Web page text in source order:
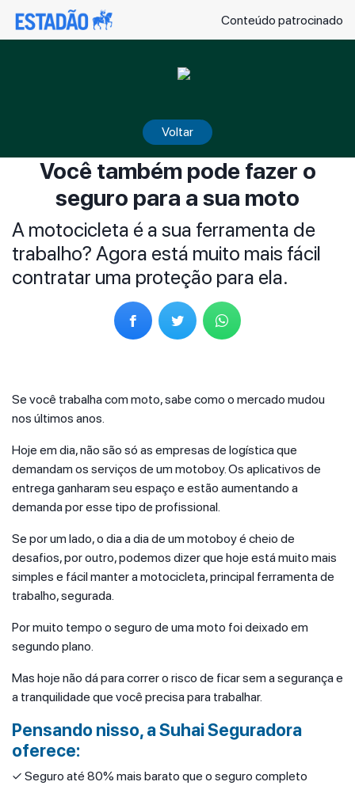
Conteúdo patrocinado
Voltar
Você também pode fazer o
seguro para a sua moto
A motocicleta é a sua ferramenta de
trabalho? Agora está muito mais fácil
contratar uma proteção para ela.
Se você trabalha com moto, sabe como o mercado mudou
nos últimos anos.
Hoje em dia, não são só as empresas de logística que
demandam os serviços de um motoboy. Os aplicativos de
entrega ganharam seu espaço e estão aumentando a
demanda por esse tipo de profissional.
Se por um lado, o dia a dia de um motoboy é cheio de
desafios, por outro, podemos dizer que hoje está muito mais
simples e fácil manter a motocicleta, principal ferramenta de
trabalho, segurada.
Por muito tempo o seguro de uma moto foi deixado em
segundo plano.
Mas hoje não dá para correr o risco de ficar sem a segurança e
a tranquilidade que você precisa para trabalhar.
Pensando nisso, a Suhai Seguradora
oferece:
✓ Seguro até 80% mais barato que o seguro completo